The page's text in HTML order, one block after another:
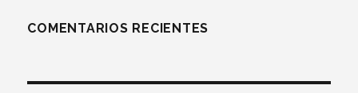
COMENTARIOS RECIENTES